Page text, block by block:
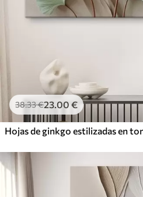
38.33€23.00 €